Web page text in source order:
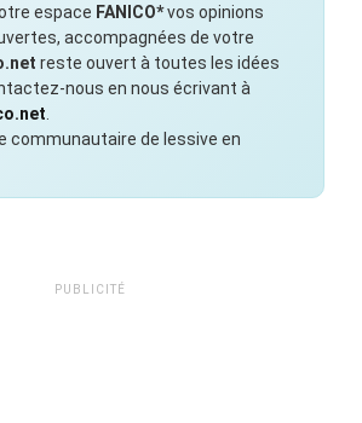
espace FANICO*vos opinions
accompagnées de votre
reste ouvert à toutes les idées
nous en nous écrivant à
communautaire de lessive en
PUBLICITÉ